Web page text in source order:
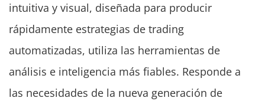
intuitiva y visual, diseñada para producir
rápidamente estrategias de trading
automatizadas, utiliza las herramientas de
análisis e inteligencia más fiables. Responde a
las necesidades de la nueva generación de